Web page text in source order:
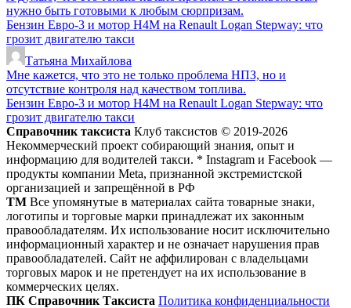
нужно быть готовыми к любым сюрпризам.
Бензин Евро-3 и мотор H4M на Renault Logan Stepway: что
грозит двигателю такси
Татьяна Михайлова
Мне кажется, что это не только проблема НПЗ, но и
отсутствие контроля над качеством топлива.
Бензин Евро-3 и мотор H4M на Renault Logan Stepway: что
грозит двигателю такси
Справочник таксиста Клуб таксистов © 2019-2026
Некоммерческий проект собирающий знания, опыт и
информацию для водителей такси. * Instagram и Facebook —
продукты компании Meta, признанной экстремистской
организацией и запрещённой в РФ
ТМ Все упомянутые в материалах сайта товарные знаки,
логотипы и торговые марки принадлежат их законным
правообладателям. Их использование носит исключительно
информационный характер и не означает нарушения прав
правообладателей. Сайт не аффилирован с владельцами
торговых марок и не претендует на их использование в
коммерческих целях.
ПК Справочник Таксиста Политика конфиденциальности